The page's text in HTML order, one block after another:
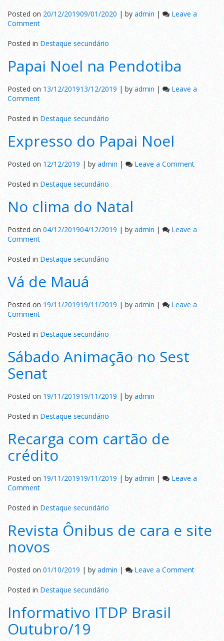
Posted on 20/12/201909/01/2020 |byadmin|
Leave a
Commenton
Baixe
agora
Posted inDestaque secundário
Papai Noel na Pendotiba
Posted on 13/12/201913/12/2019|byadmin |
Leave a
Commenton
Papai
Noel
na
Pendotiba
Posted in Destaque secundário
Expresso do Papai Noel
Posted on12/12/2019 | by admin | Leave a Commenton
Expresso
do
Papai
Noel
Posted inDestaque secundário
No clima do Natal
Posted on04/12/201904/12/2019 |by admin|
Leave a
Commenton
No
clima
do
Natal
Posted inDestaque secundário
Vá de Mauá
Posted on 19/11/201919/11/2019| byadmin |
Leave a
Commenton
Vá
de
Mauá
Posted inDestaque secundário
Sábado Animação no Sest
Senat
Posted on19/11/201919/11/2019|byadmin
Posted in Destaque secundário
Recarga com cartão de
crédito
Posted on 19/11/201919/11/2019 |by admin |
Leave a
Commenton
Recarga
com
cartão
de
crédito
Posted in Destaque secundário
Revista Ônibus de cara e site
novos
Posted on 01/10/2019|by admin| Leave a Commenton
Revista
Ônibus
de
cara
e
site
novos
Posted inDestaque secundário
Informativo ITDP Brasil
Outubro/19